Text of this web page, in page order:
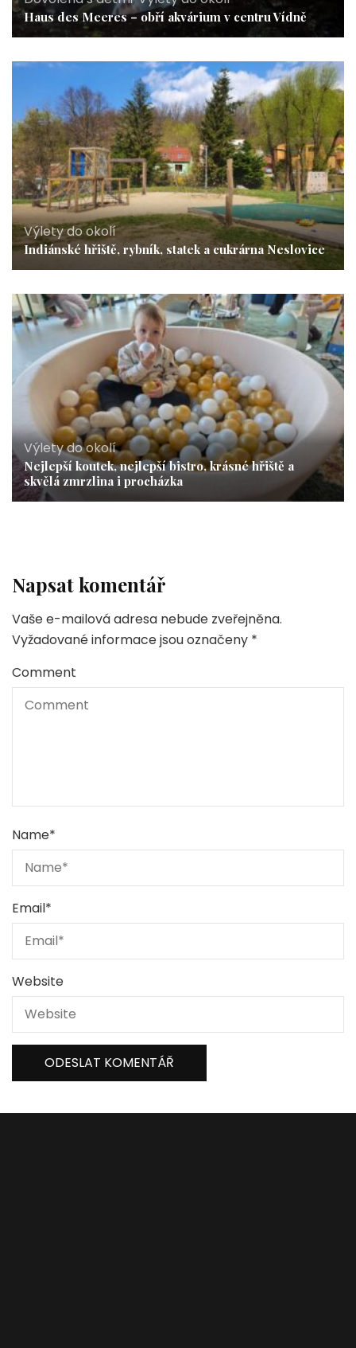
Haus des Meeres – obří akvárium v centru Vídně
Výlety do okolí
Indiánské hřiště, rybník, statek a cukrárna Neslovice
Výlety do okolí
Nejlepší koutek, nejlepší bistro, krásné hřiště a
skvělá zmrzlina i procházka
Napsat komentář
Vaše e-mailová adresa nebude zveřejněna.
Vyžadované informace jsou označeny *
Comment
Name*
Email*
Website